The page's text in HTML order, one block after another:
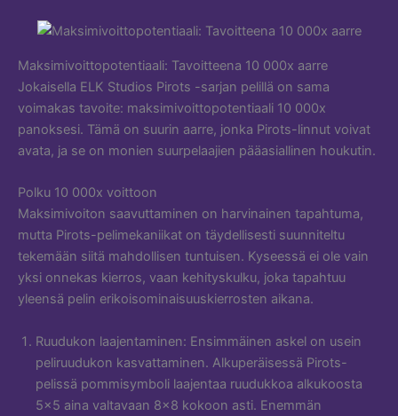
Maksimivoittopotentiaali: Tavoitteena 10 000x aarre
Jokaisella ELK Studios Pirots -sarjan pelillä on sama
voimakas tavoite: maksimivoittopotentiaali 10 000x
panoksesi. Tämä on suurin aarre, jonka Pirots-linnut voivat
avata, ja se on monien suurpelaajien pääasiallinen houkutin.
Polku 10 000x voittoon
Maksimivoiton saavuttaminen on harvinainen tapahtuma,
mutta Pirots-pelimekaniikat on täydellisesti suunniteltu
tekemään siitä mahdollisen tuntuisen. Kyseessä ei ole vain
yksi onnekas kierros, vaan kehityskulku, joka tapahtuu
yleensä pelin erikoisominaisuuskierrosten aikana.
Ruudukon laajentaminen: Ensimmäinen askel on usein
peliruudukon kasvattaminen. Alkuperäisessä Pirots-
pelissä pommisymboli laajentaa ruudukkoa alkukoosta
5×5 aina valtavaan 8×8 kokoon asti. Enemmän